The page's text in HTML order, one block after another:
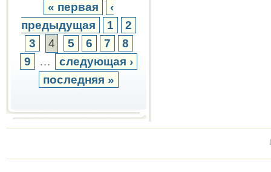
« первая
‹
предыдущая
1
2
3
4 5 6 7
8
9
…
следующая ›
последняя »